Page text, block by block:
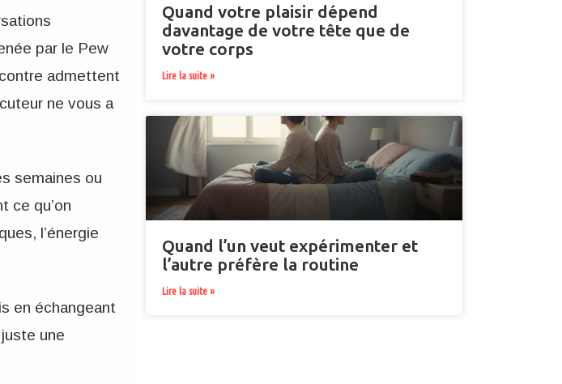
par le Pew
admettent
ne vous a
semaines ou
ce qu’on
l’énergie
en échangeant
une
Quand votre plaisir dépend
davantage de votre tête que de
votre corps
Lire la suite »
Quand l’un veut expérimenter et
l’autre préfère la routine
Lire la suite »